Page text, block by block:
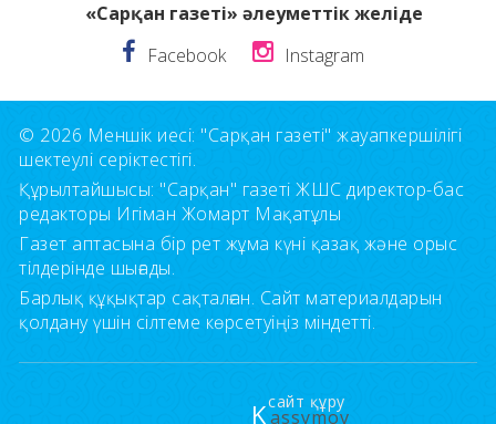
«Сарқан газеті» әлеуметтік желіде
Facebook
Instagram
© 2026 Меншік иесі: "Сарқан газеті" жауапкершілігі
шектеулі серіктестігі.
Құрылтайшысы: "Сарқан" газеті ЖШС директор-бас
редакторы Игіман Жомарт Мақатұлы
Газет аптасына бір рет жұма күні қазақ және орыс
тілдерінде шығады.
Барлық құқықтар сақталған. Сайт материалдарын
қолдану үшін сілтеме көрсетуіңіз міндетті.
сайт құру
Kassymov